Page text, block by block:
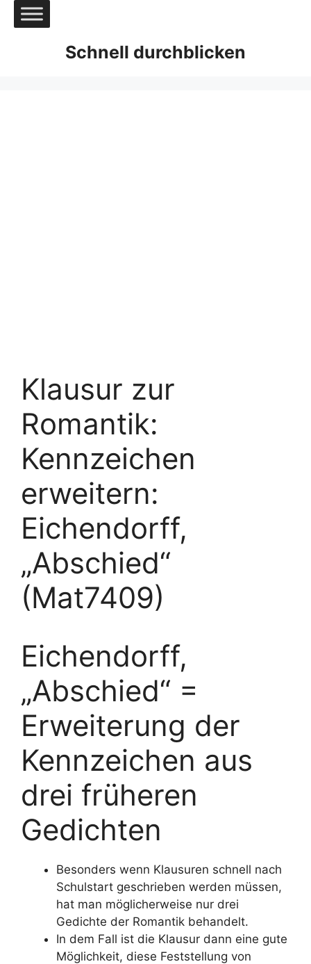
Zum
Inhalt
Schnell durchblicken
Klausur zur
Romantik:
Kennzeichen
erweitern:
Eichendorff,
„Abschied“
(Mat7409)
Eichendorff,
„Abschied“ =
Erweiterung der
Kennzeichen aus
drei früheren
Gedichten
Besonders wenn Klausuren schnell nach
Schulstart geschrieben werden müssen,
hat man möglicherweise nur drei
Gedichte der Romantik behandelt.
In dem Fall ist die Klausur dann eine gute
Möglichkeit, diese Feststellung von